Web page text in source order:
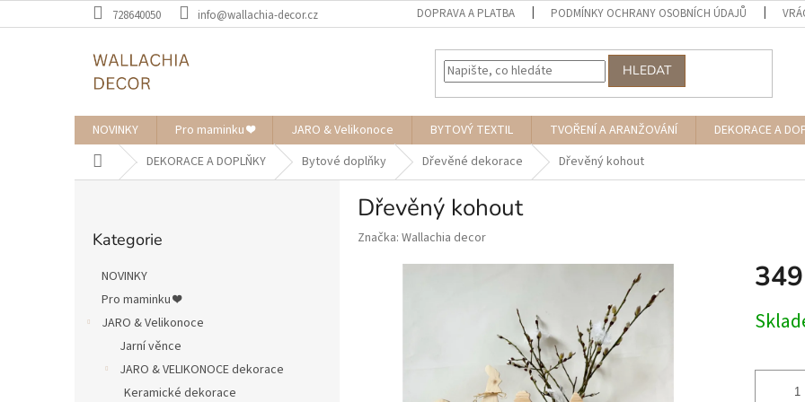
na
728640050 info@wallachia-decor.cz DOPRAVA A PLATBA PODMÍNKY OCHRANY OSOBNÍCH ÚDAJŮ
HLEDAT
NOVINKY Pro maminku ❤️ JARO & Velikonoce BYTOVÝ TEXTIL TVOŘENÍ A ARANŽOVÁNÍ DEKORACE A
Domů DEKORACE A DOPLŇKY Bytové doplňky Dřevěné dekorace Dřevěný kohout
kategorie
Kategorie
NOVINKY
Pro maminku ❤️
JARO & Velikonoce
Jarní věnce
JARO & VELIKONOCE dekorace
Keramické dekorace
Dřevěný kohout
Značka: Wallachia decor
cena: